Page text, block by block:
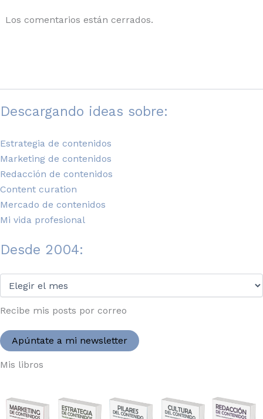
Los comentarios están cerrados.
Descargando ideas sobre:
Estrategia de contenidos
Marketing de contenidos
Redacción de contenidos
Content curation
Mercado de contenidos
Mi vida profesional
Desde 2004:
2004:
Recibe mis posts por correo
Apúntate a mi newsletter
Mis libros